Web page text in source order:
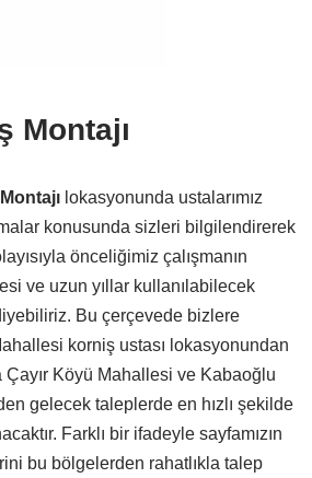
Montajı
lokasyonunda ustalarımız
konusunda sizleri bilgilendirerek
önceliğimiz çalışmanın
ve uzun yıllar kullanılabilecek
Bu çerçevede bizlere
korniş ustası lokasyonundan
Çayır Köyü Mahallesi ve Kabaoğlu
gelecek taleplerde en hızlı şekilde
Farklı bir ifadeyle sayfamızın
bu bölgelerden rahatlıkla talep